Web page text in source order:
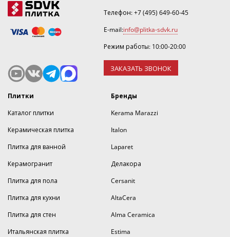
Телефон:+7 (495) 649-60-45
E-mail:info@plitka-sdvk.ru
Режим работы: 10:00-20:00
ЗАКАЗАТЬ ЗВОНОК
Плитки
Каталог плитки
Керамическая плитка
Плитка для ванной
Керамогранит
Плитка для пола
Плитка для кухни
Плитка для стен
Итальянская плитка
Бренды
Kerama Marazzi
Italon
Laparet
Делакора
Cersanit
AltaCera
Alma Ceramica
Estima